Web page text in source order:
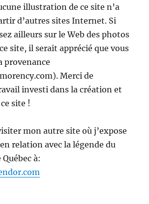
illustration de ce site n’a
d’autres sites Internet. Si
ailleurs sur le Web des photos
site, il serait apprécié que vous
provenance
Merci de
investi dans la création et
site !
mon autre site où j’expose
relation avec la légende du
Québec à: